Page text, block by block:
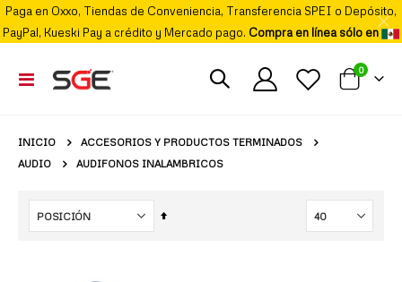
Paga en Oxxo, Tiendas de Conveniencia, Transferencia SPEI o Depósito,
PayPal, Kueski Pay a crédito y Mercado pago. Compra en línea sólo en
Cambiar
Nav
Mi carrito
0
INICIO
ACCESORIOS Y PRODUCTOS TERMINADOS
AUDIO
AUDIFONOS INALAMBRICOS
Fijar